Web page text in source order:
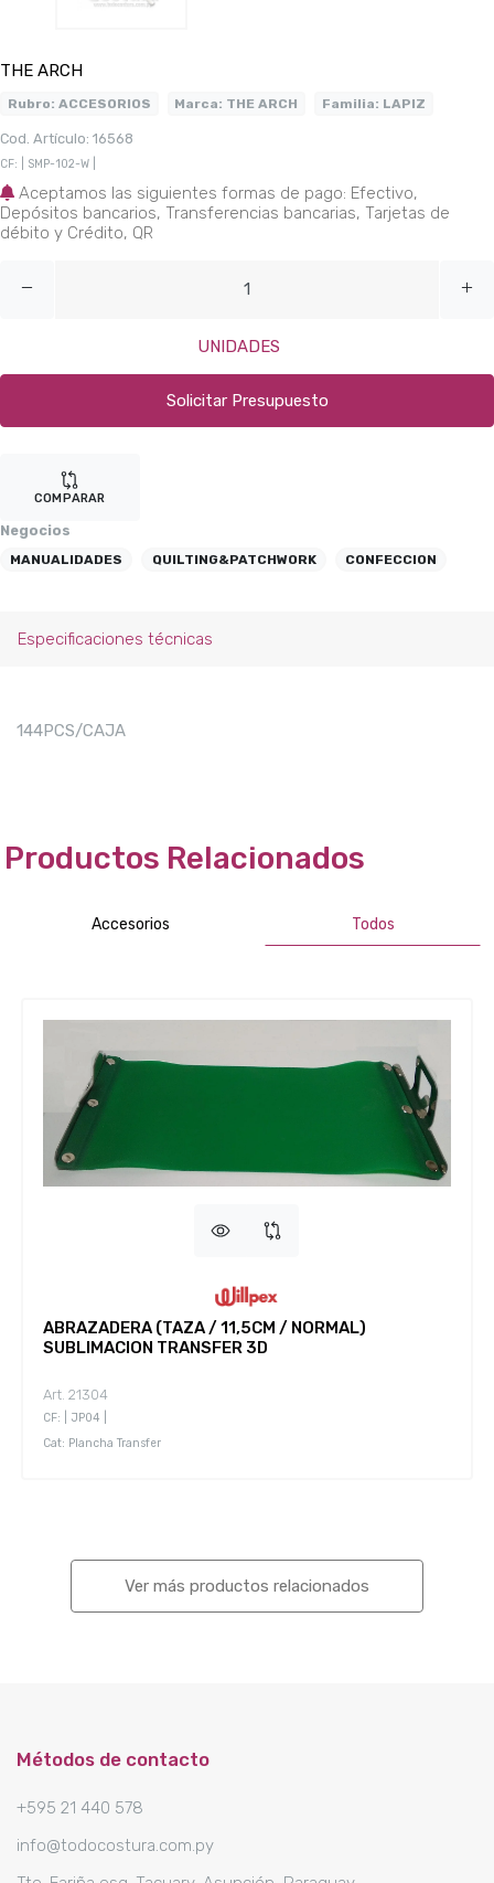
THE ARCH
Rubro: ACCESORIOS Marca: THE ARCH Familia: LAPIZ
Cod. Artículo: 16568
CF: | SMP-102-W |
Aceptamos las siguientes formas de pago: Efectivo,
Depósitos bancarios, Transferencias bancarias, Tarjetas de
débito y Crédito, QR
UNIDADES
Solicitar Presupuesto
COMPARAR
Negocios
MANUALIDADES QUILTING&PATCHWORK CONFECCION
Especificaciones técnicas
144PCS/CAJA
Productos Relacionados
Accesorios Todos
ABRAZADERA (TAZA / 11,5CM / NORMAL)
SUBLIMACION TRANSFER 3D
Art. 21304
CF: | JP04 |
Cat: Plancha Transfer
Ver más productos relacionados
Métodos de contacto
+595 21 440 578
info@todocostura.com.py